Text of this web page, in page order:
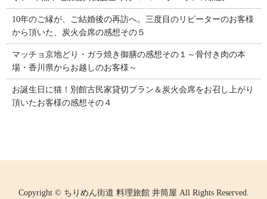
10年のご縁が、ご結婚後の再訪へ。三度目のリピーターのお客様
から頂いた、炭火会席の感想その５
マッチョ京地どり・ガラ焼き御膳の感想その１～骨付き肉の本
場・香川県からお越しのお客様～
お誕生日に猫！別館古民家貸切プラン＆炭火会席をお召し上がり
頂いたお客様の感想その４
Copyright © ちりめん街道 料理旅館 井筒屋 All Rights Reserved.